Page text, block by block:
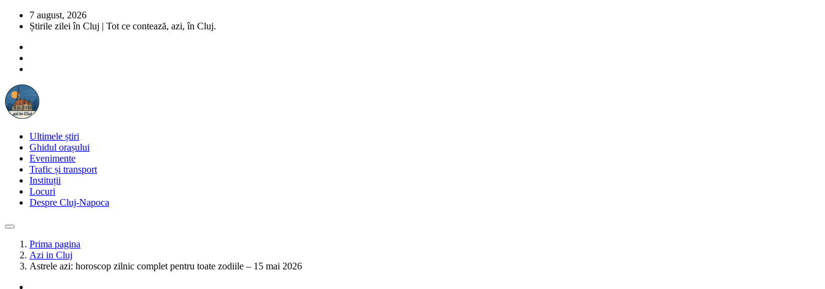
7 august, 2026
Știrile zilei în Cluj | Tot ce contează, azi, în Cluj.
Ultimele știri
Ghidul orașului
Evenimente
Trafic și transport
Instituții
Locuri
Despre Cluj-Napoca
Prima pagina
Azi in Cluj
Astrele azi: horoscop zilnic complet pentru toate zodiile – 15 mai 2026